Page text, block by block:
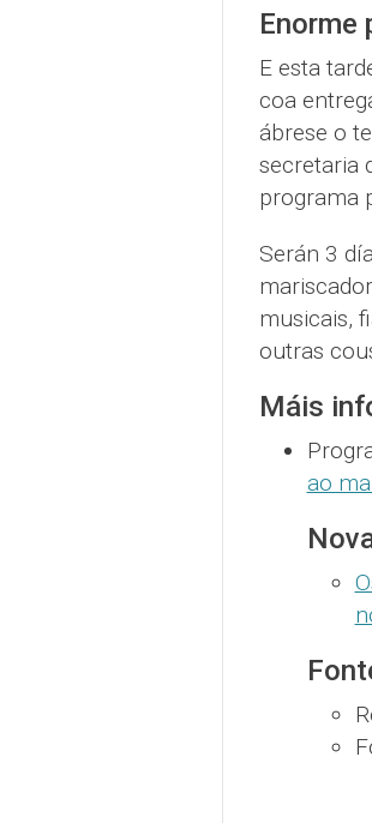
Enorme
E esta
coa
ábrese o
secretaria
programa
Serán 3
musicais,
outras
Máis
ao